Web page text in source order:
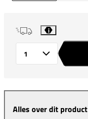
i
Alles over dit product